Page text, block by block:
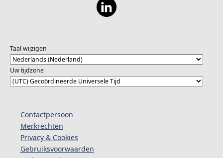
Taal wijzigen
Uw tijdzone
Contactpersoon
Merkrechten
Privacy & Cookies
Gebruiksvoorwaarden